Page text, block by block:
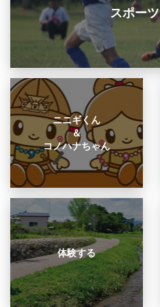
スポー
ニニギくん
＆
コノハナちゃん
体験する